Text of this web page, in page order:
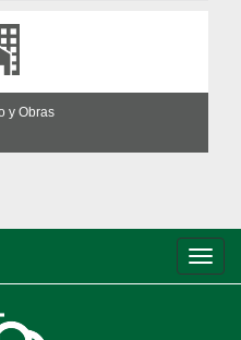
y Obras
de